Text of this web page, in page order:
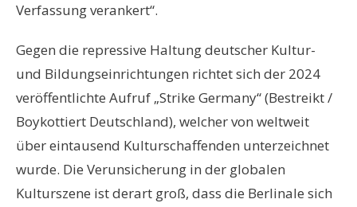
Verfassung verankert“.
Gegen die repressive Haltung deutscher Kultur-
und Bildungseinrichtungen richtet sich der 2024
veröffentlichte Aufruf „Strike Germany“ (Bestreikt /
Boykottiert Deutschland), welcher von weltweit
über eintausend Kulturschaffenden unterzeichnet
wurde. Die Verunsicherung in der globalen
Kulturszene ist derart groß, dass die Berlinale sich